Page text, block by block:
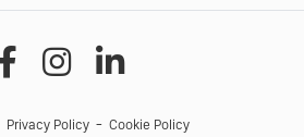
Privacy Policy Cookie Policy